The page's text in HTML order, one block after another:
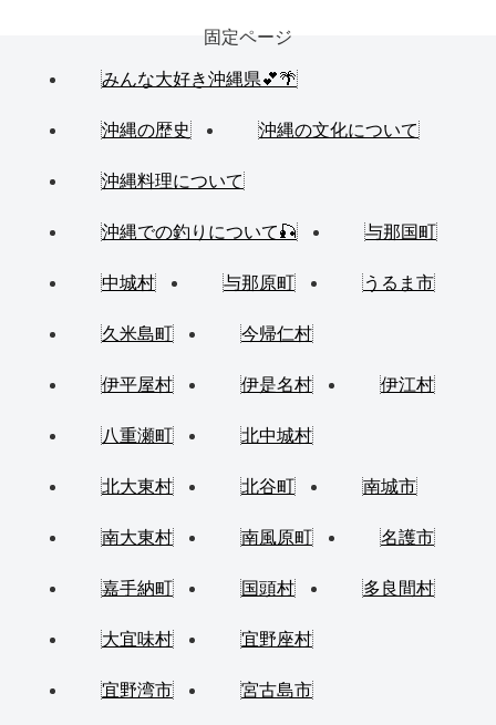
固定ページ
みんな大好き沖縄県💕🌴
沖縄の歴史 沖縄の文化について
沖縄料理について
沖縄での釣りについて🎣 与那国町
中城村 与那原町 うるま市
久米島町 今帰仁村
伊平屋村 伊是名村 伊江村
八重瀬町 北中城村
北大東村 北谷町 南城市
南大東村 南風原町 名護市
嘉手納町 国頭村 多良間村
大宜味村 宜野座村
宜野湾市 宮古島市